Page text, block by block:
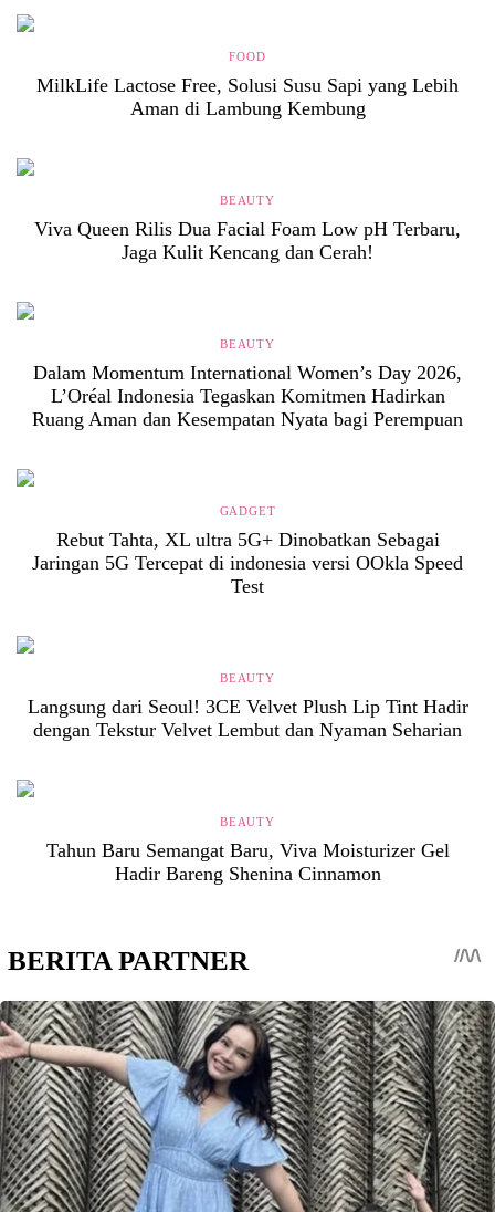
FOOD
MilkLife Lactose Free, Solusi Susu Sapi yang Lebih
Aman di Lambung Kembung
BEAUTY
Viva Queen Rilis Dua Facial Foam Low pH Terbaru,
Jaga Kulit Kencang dan Cerah!
BEAUTY
Dalam Momentum International Women’s Day 2026,
L’Oréal Indonesia Tegaskan Komitmen Hadirkan
Ruang Aman dan Kesempatan Nyata bagi Perempuan
GADGET
Rebut Tahta, XL ultra 5G+ Dinobatkan Sebagai
Jaringan 5G Tercepat di indonesia versi OOkla Speed
Test
BEAUTY
Langsung dari Seoul! 3CE Velvet Plush Lip Tint Hadir
dengan Tekstur Velvet Lembut dan Nyaman Seharian
BEAUTY
Tahun Baru Semangat Baru, Viva Moisturizer Gel
Hadir Bareng Shenina Cinnamon